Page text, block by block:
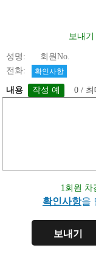
보내
성명: 회원No.
전화:
확인사항
내용 0 / 최
1회원 차
확인사항을